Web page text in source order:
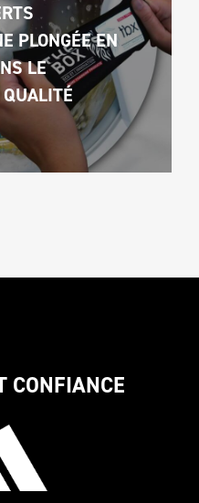
PLONGÉE EN
LE
CONFIANCE